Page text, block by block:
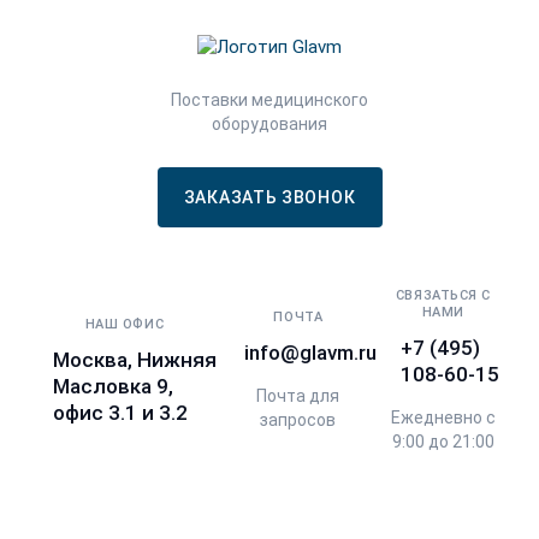
Поставки медицинского
оборудования
ЗАКАЗАТЬ ЗВОНОК
НАШ ОФИС
Москва, Нижняя
Масловка 9,
офис 3.1 и 3.2
ПОЧТА
info@glavm.ru
Почта для
запросов
СВЯЗАТЬСЯ С
НАМИ
+7 (495)
108-60-15
Ежедневно с
9:00 до 21:00